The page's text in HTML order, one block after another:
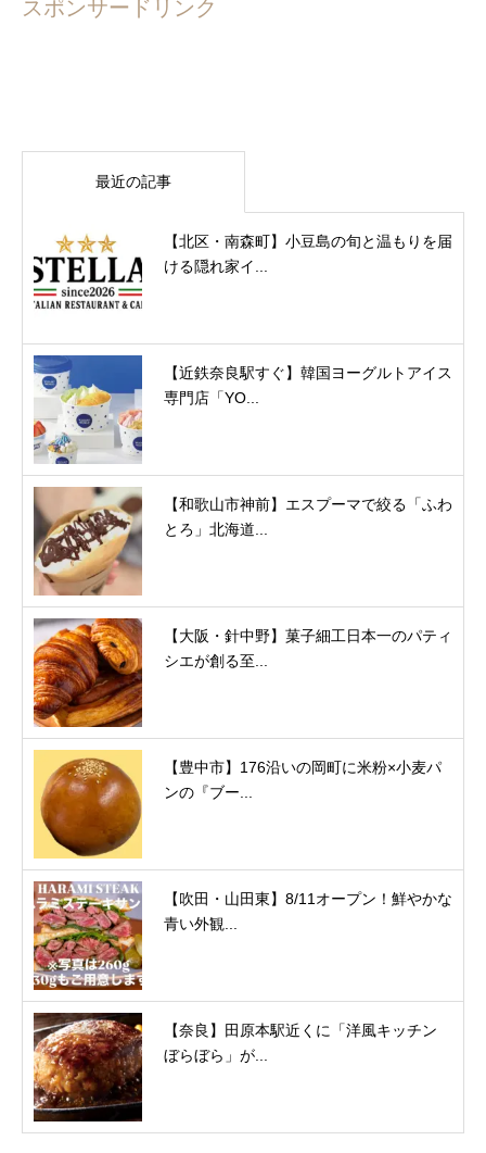
スポンサードリンク
最近の記事
【北区・南森町】小豆島の旬と温もりを届
ける隠れ家イ...
【近鉄奈良駅すぐ】韓国ヨーグルトアイス
専門店「YO...
【和歌山市神前】エスプーマで絞る「ふわ
とろ」北海道...
【大阪・針中野】菓子細工日本一のパティ
シエが創る至...
【豊中市】176沿いの岡町に米粉×小麦パ
ンの『ブー...
【吹田・山田東】8/11オープン！鮮やかな
青い外観...
【奈良】田原本駅近くに「洋風キッチン
ぼらぼら」が...